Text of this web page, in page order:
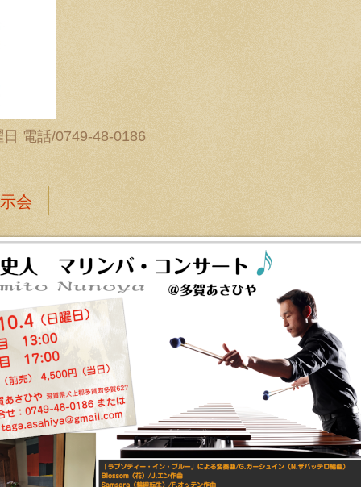
電話/0749-48-0186
会